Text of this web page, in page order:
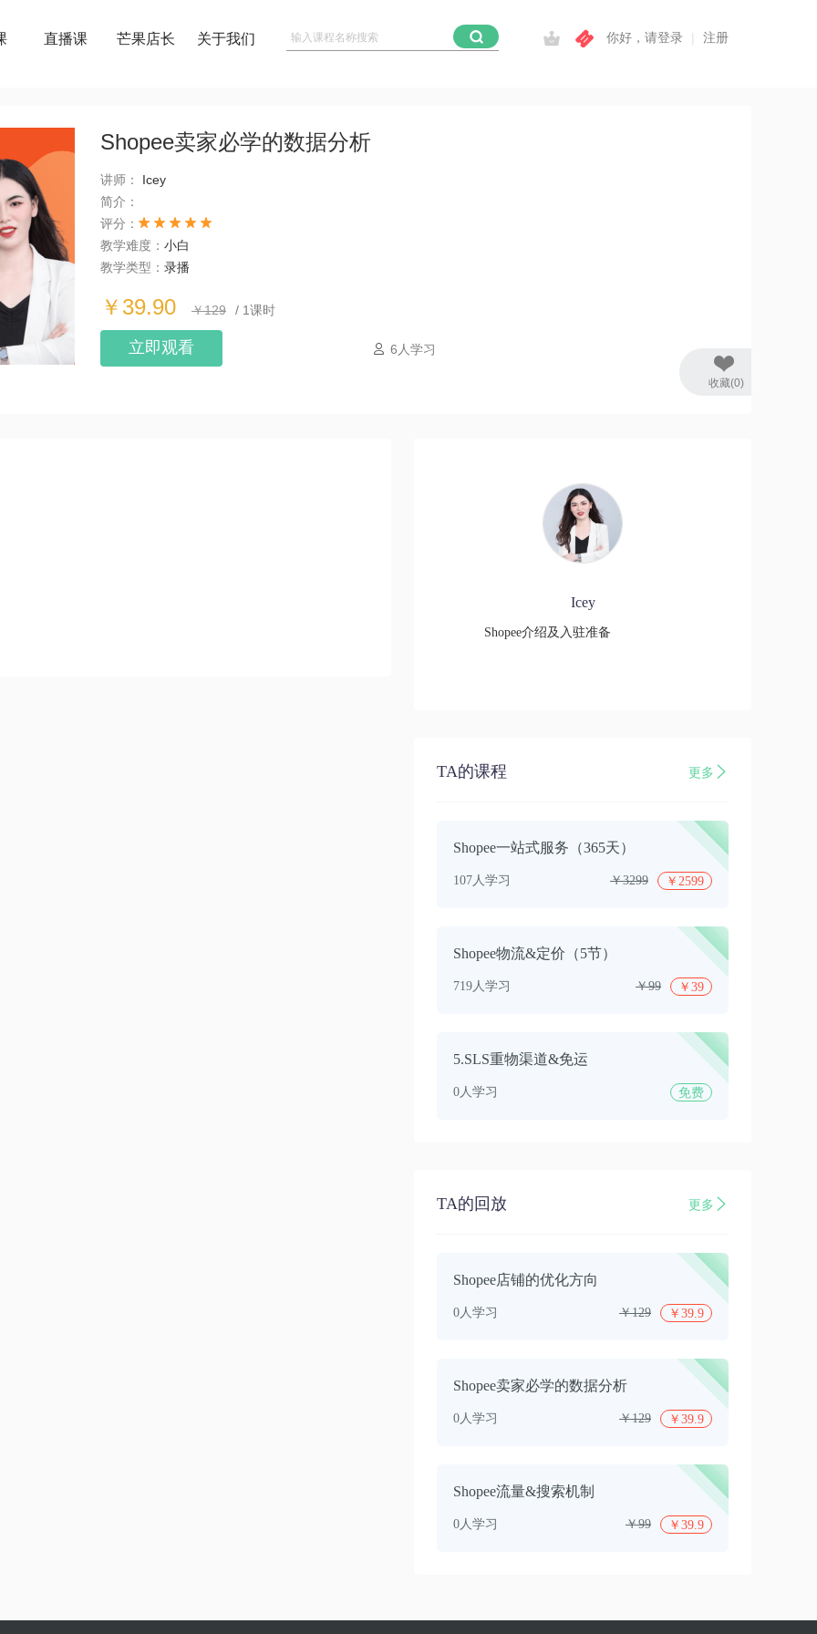
直播课 芒果店长 关于我们 你好，请登录 注册
Shopee卖家必学的数据分析
讲师：
Icey
简介：
评分：
教学难度： 小白
教学类型： 录播
6人学习
￥39.90 ￥129 / 1课时
立即观看
收藏(0)
Icey
Shopee介绍及入驻准备
TA的课程 更多
Shopee一站式服务（365天）
107人学习 ￥2599
￥3299
Shopee物流&定价（5节）
719人学习 ￥39
￥99
5.SLS重物渠道&免运
0人学习 免费
TA的回放 更多
Shopee店铺的优化方向
0人学习 ￥39.9
￥129
Shopee卖家必学的数据分析
0人学习 ￥39.9
￥129
Shopee流量&搜索机制
0人学习 ￥39.9
￥99